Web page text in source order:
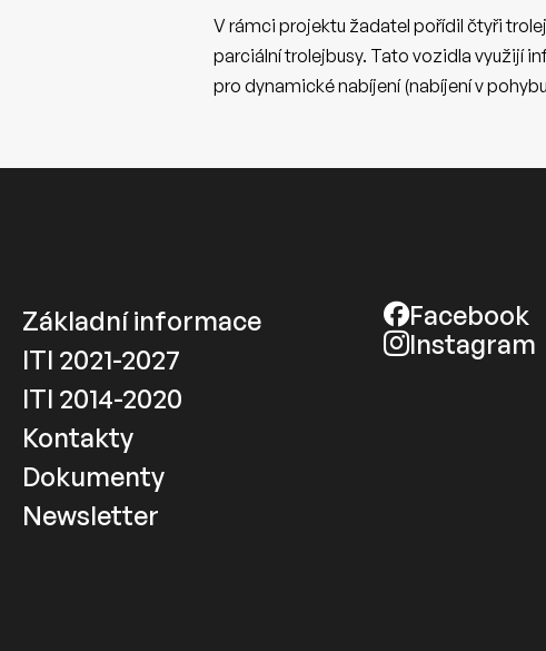
V rámci projektu žadatel pořídil čtyři
parciální trolejbusy. Tato vozidla využijí
pro dynamické nabíjení (nabíjení v
Základní informace
ITI 2021-2027
ITI 2014-2020
Kontakty
Dokumenty
Newsletter
Facebook
Instagram